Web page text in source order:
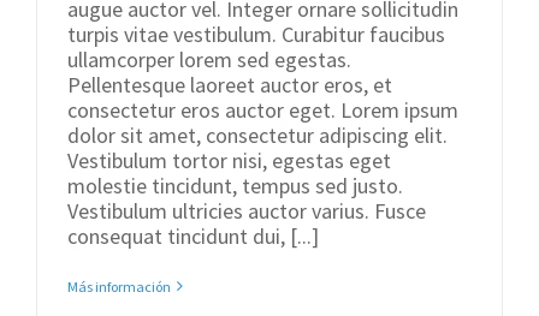
augue auctor vel. Integer ornare sollicitudin
turpis vitae vestibulum. Curabitur faucibus
ullamcorper lorem sed egestas.
Pellentesque laoreet auctor eros, et
consectetur eros auctor eget. Lorem ipsum
dolor sit amet, consectetur adipiscing elit.
Vestibulum tortor nisi, egestas eget
molestie tincidunt, tempus sed justo.
Vestibulum ultricies auctor varius. Fusce
consequat tincidunt dui, [...]
Más información